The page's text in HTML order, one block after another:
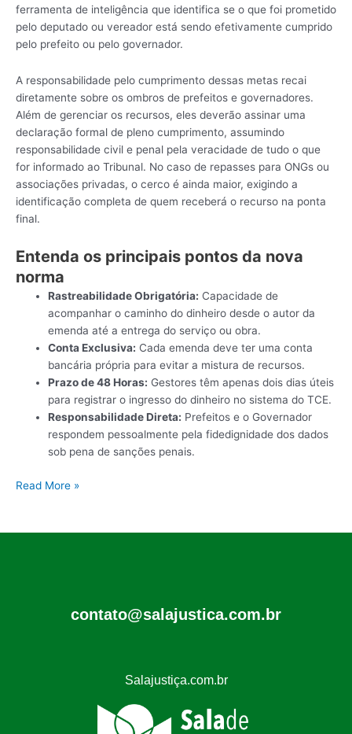
ferramenta de inteligência que identifica se o que foi prometido
pelo deputado ou vereador está sendo efetivamente cumprido
pelo prefeito ou pelo governador.
A responsabilidade pelo cumprimento dessas metas recai
diretamente sobre os ombros de prefeitos e governadores.
Além de gerenciar os recursos, eles deverão assinar uma
declaração formal de pleno cumprimento, assumindo
responsabilidade civil e penal pela veracidade de tudo o que
for informado ao Tribunal. No caso de repasses para ONGs ou
associações privadas, o cerco é ainda maior, exigindo a
identificação completa de quem receberá o recurso na ponta
final.
Entenda os principais pontos da nova
norma
Rastreabilidade Obrigatória: Capacidade de
acompanhar o caminho do dinheiro desde o autor da
emenda até a entrega do serviço ou obra.
Conta Exclusiva: Cada emenda deve ter uma conta
bancária própria para evitar a mistura de recursos.
Prazo de 48 Horas: Gestores têm apenas dois dias úteis
para registrar o ingresso do dinheiro no sistema do TCE.
Responsabilidade Direta: Prefeitos e o Governador
respondem pessoalmente pela fidedignidade dos dados
sob pena de sanções penais.
Read More »
contato@salajustica.com.br
Salajustiça.com.br